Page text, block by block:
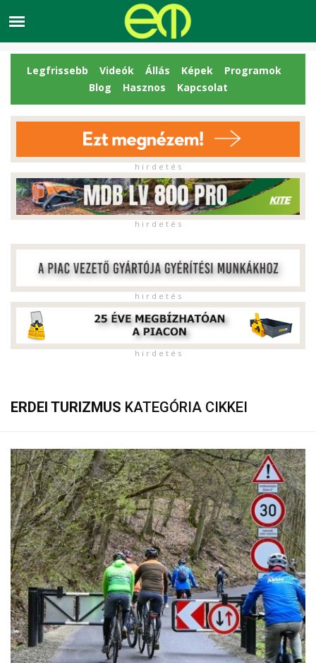
Legfrissebb Videók Állás Képek
Programok
Blog
Hasznos Kapcsolat
h i r d e t é s
h i r d e t é s
h i r d e t é s
h i r d e t é s
ERDEI TURIZMUS KATEGÓRIA CIKKEI